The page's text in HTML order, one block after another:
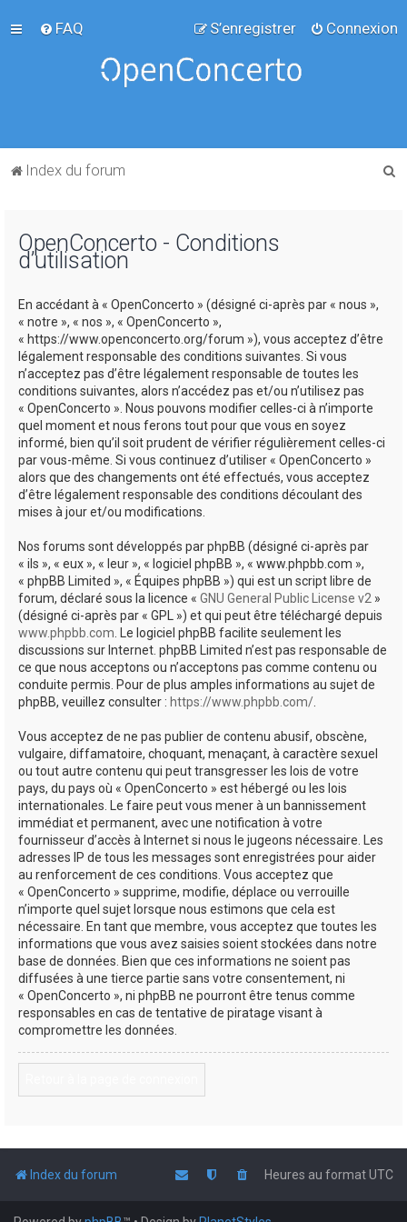
FAQ Connexion
S’enregistrer
Index du forum
OpenConcerto - Conditions
d’utilisation
En accédant à « OpenConcerto » (désigné ci-après par « nous »,
« notre », « nos », « OpenConcerto »,
« https://www.openconcerto.org/forum »), vous acceptez d’être
légalement responsable des conditions suivantes. Si vous
n’acceptez pas d’être légalement responsable de toutes les
conditions suivantes, alors n’accédez pas et/ou n’utilisez pas
« OpenConcerto ». Nous pouvons modifier celles-ci à n’importe
quel moment et nous ferons tout pour que vous en soyez
informé, bien qu’il soit prudent de vérifier régulièrement celles-ci
par vous-même. Si vous continuez d’utiliser « OpenConcerto »
alors que des changements ont été effectués, vous acceptez
d’être légalement responsable des conditions découlant des
mises à jour et/ou modifications.
Nos forums sont développés par phpBB (désigné ci-après par
« ils », « eux », « leur », « logiciel phpBB », « www.phpbb.com »,
« phpBB Limited », « Équipes phpBB ») qui est un script libre de
forum, déclaré sous la licence « GNU General Public License v2 »
(désigné ci-après par « GPL ») et qui peut être téléchargé depuis
www.phpbb.com. Le logiciel phpBB facilite seulement les
discussions sur Internet. phpBB Limited n’est pas responsable de
ce que nous acceptons ou n’acceptons pas comme contenu ou
conduite permis. Pour de plus amples informations au sujet de
phpBB, veuillez consulter : https://www.phpbb.com/.
Vous acceptez de ne pas publier de contenu abusif, obscène,
vulgaire, diffamatoire, choquant, menaçant, à caractère sexuel
ou tout autre contenu qui peut transgresser les lois de votre
pays, du pays où « OpenConcerto » est hébergé ou les lois
internationales. Le faire peut vous mener à un bannissement
immédiat et permanent, avec une notification à votre
fournisseur d’accès à Internet si nous le jugeons nécessaire. Les
adresses IP de tous les messages sont enregistrées pour aider
au renforcement de ces conditions. Vous acceptez que
« OpenConcerto » supprime, modifie, déplace ou verrouille
n’importe quel sujet lorsque nous estimons que cela est
nécessaire. En tant que membre, vous acceptez que toutes les
informations que vous avez saisies soient stockées dans notre
base de données. Bien que ces informations ne soient pas
diffusées à une tierce partie sans votre consentement, ni
« OpenConcerto », ni phpBB ne pourront être tenus comme
responsables en cas de tentative de piratage visant à
compromettre les données.
Index du forum Heures au formatUTC